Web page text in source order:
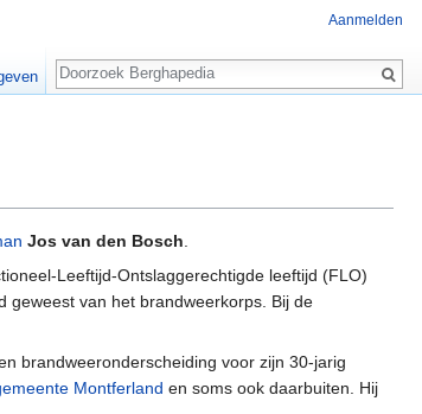
Jos van den Bosch.
Leeftijd-Ontslaggerechtigde leeftijd (FLO)
geweest van het brandweerkorps. Bij de
brandweeronderscheiding voor zijn 30-jarig
Montferland en soms ook daarbuiten. Hij
Aanmelden
Zoeken